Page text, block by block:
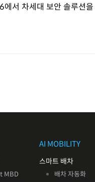
서 차세대 보안 솔루션
MBD
AI MOBILITY
스마트 배차
배차 자동화